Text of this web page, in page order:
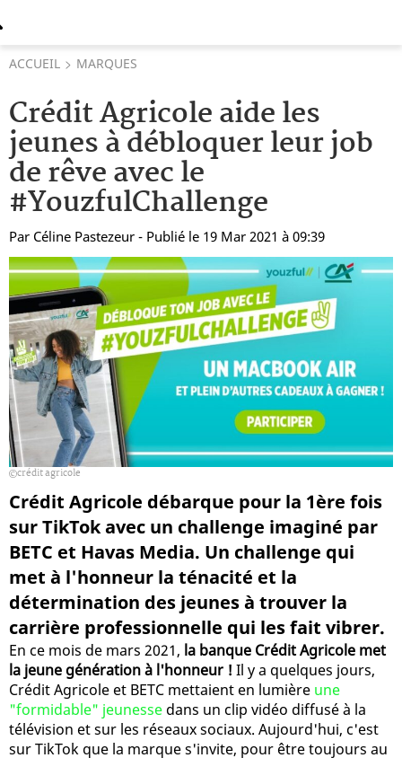
ACCUEIL MARQUES
Crédit Agricole aide les
jeunes à débloquer leur job
de rêve avec le
#YouzfulChallenge
Par Céline Pastezeur - Publié le 19 Mar 2021 à 09:39
crédit agricole
Crédit Agricole débarque pour la 1ère fois
sur TikTok avec un challenge imaginé par
BETC et Havas Media. Un challenge qui
met à l'honneur la ténacité et la
détermination des jeunes à trouver la
carrière professionnelle qui les fait vibrer.
En ce mois de mars 2021, la banque Crédit Agricole met
la jeune génération à l'honneur ! Il y a quelques jours,
Crédit Agricole et BETC mettaient en lumière une
"formidable" jeunesse dans un clip vidéo diffusé à la
télévision et sur les réseaux sociaux. Aujourd'hui, c'est
sur TikTok que la marque s'invite, pour être toujours au